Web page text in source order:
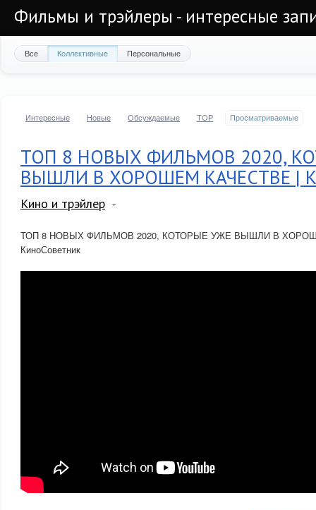
Фильмы и трэйлеры - интересные
Все Коллективные Персональные
Интересные Новые Обсуждаемые TOP Просматриваемые
ТОП 8 НОВЫХ ФИЛЬМОВ 2020,
ВЫШЛИ В ХОРОШЕМ КАЧЕСТВЕ |
Кино и трэйлер
ТОП 8 НОВЫХ ФИЛЬМОВ 2020, КОТОРЫЕ УЖЕ ВЫШЛИ В
КиноСоветник